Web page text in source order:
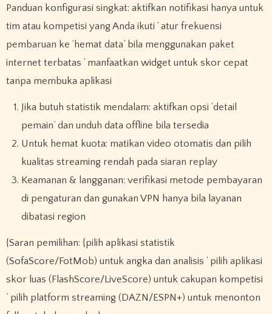
Panduan konfigurasi singkat: aktifkan notifikasi hanya untuk
tim atau kompetisi yang Anda ikuti ’ atur frekuensi
pembaruan ke ‘hemat data’ bila menggunakan paket
internet terbatas ’ manfaatkan widget untuk skor cepat
tanpa membuka aplikasi
Jika butuh statistik mendalam: aktifkan opsi ‘detail
pemain’ dan unduh data offline bila tersedia
Untuk hemat kuota: matikan video otomatis dan pilih
kualitas streaming rendah pada siaran replay
Keamanan & langganan: verifikasi metode pembayaran
di pengaturan dan gunakan VPN hanya bila layanan
dibatasi region
{Saran pemilihan: {pilih aplikasi statistik
(SofaScore/FotMob) untuk angka dan analisis ’ pilih aplikasi
skor luas (FlashScore/LiveScore) untuk cakupan kompetisi
’ pilih platform streaming (DAZN/ESPN+) untuk menonton